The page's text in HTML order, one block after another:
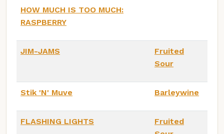
HOW MUCH IS TOO MUCH:
RASPBERRY
JIM-JAMS
Fruited
Sour
Stik 'N' Muve Barleywine
FLASHING LIGHTS
Fruited